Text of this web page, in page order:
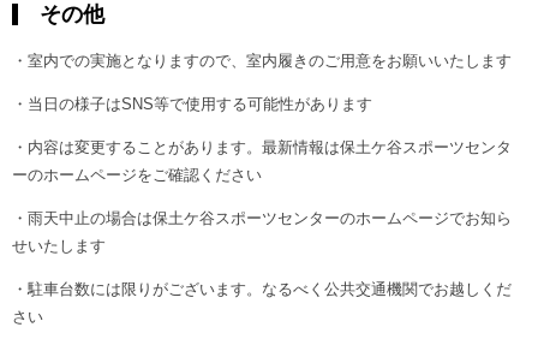
その他
・室内での実施となりますので、室内履きのご用意をお願いいたします
・当日の様子はSNS等で使用する可能性があります
・内容は変更することがあります。最新情報は保土ケ谷スポーツセンタ
ーのホームページをご確認ください
・雨天中止の場合は保土ケ谷スポーツセンターのホームページでお知ら
せいたします
・駐車台数には限りがございます。なるべく公共交通機関でお越しくだ
さい